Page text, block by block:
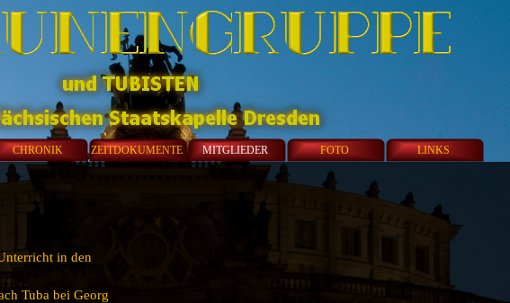
CHRONIK ZEITDOKUMENTE MITGLIEDER FOTO LINKS
in den
Tuba bei Georg